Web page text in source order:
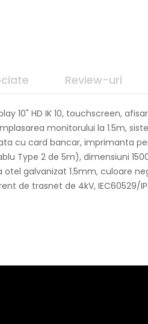
Review-uri
10" HD IK 10, touchscreen,
monitorului la 1.5m,
cu card bancar, imprimanta
Type 2 de 5m), dimensiuni
otel galvanizat 1.5mm, culoare
trasnet de 4kV, IEC60529/